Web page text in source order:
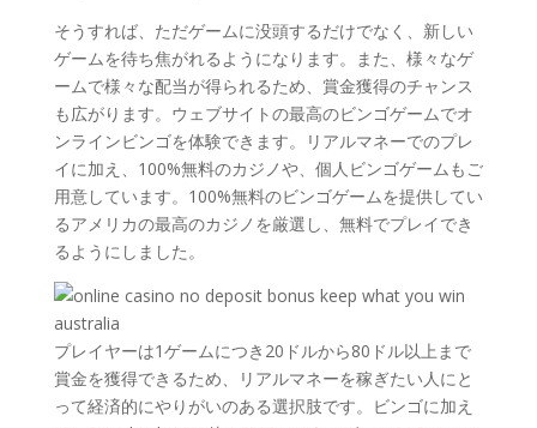
そうすれば、ただゲームに没頭するだけでなく、新しい
ゲームを待ち焦がれるようになります。また、様々なゲ
ームで様々な配当が得られるため、賞金獲得のチャンス
も広がります。ウェブサイトの最高のビンゴゲームでオ
ンラインビンゴを体験できます。リアルマネーでのプレ
イに加え、100%無料のカジノや、個人ビンゴゲームもご
用意しています。100%無料のビンゴゲームを提供してい
るアメリカの最高のカジノを厳選し、無料でプレイでき
るようにしました。
プレイヤーは1ゲームにつき20ドルから80ドル以上まで
賞金を獲得できるため、リアルマネーを稼ぎたい人にと
って経済的にやりがいのある選択肢です。ビンゴに加え